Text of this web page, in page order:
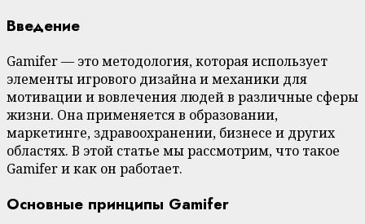
Введение
Gamifer — это методология, которая использует
элементы игрового дизайна и механики для
мотивации и вовлечения людей в различные сферы
жизни. Она применяется в образовании,
маркетинге, здравоохранении, бизнесе и других
областях. В этой статье мы рассмотрим, что такое
Gamifer и как он работает.
Основные принципы Gamifer